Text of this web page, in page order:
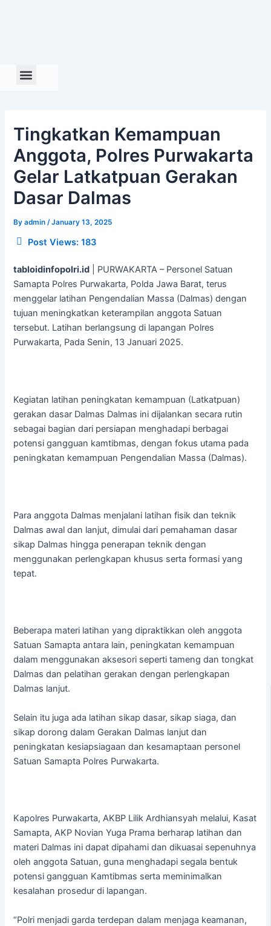
Tingkatkan Kemampuan
Anggota, Polres Purwakarta
Gelar Latkatpuan Gerakan
Dasar Dalmas
Byadmin /January 13, 2025
Post Views: 183
tabloidinfopolri.id | PURWAKARTA – Personel Satuan
Samapta Polres Purwakarta, Polda Jawa Barat, terus
menggelar latihan Pengendalian Massa (Dalmas) dengan
tujuan meningkatkan keterampilan anggota Satuan
tersebut. Latihan berlangsung di lapangan Polres
Purwakarta, Pada Senin, 13 Januari 2025.
Kegiatan latihan peningkatan kemampuan (Latkatpuan)
gerakan dasar Dalmas Dalmas ini dijalankan secara rutin
sebagai bagian dari persiapan menghadapi berbagai
potensi gangguan kamtibmas, dengan fokus utama pada
peningkatan kemampuan Pengendalian Massa (Dalmas).
Para anggota Dalmas menjalani latihan fisik dan teknik
Dalmas awal dan lanjut, dimulai dari pemahaman dasar
sikap Dalmas hingga penerapan teknik dengan
menggunakan perlengkapan khusus serta formasi yang
tepat.
Beberapa materi latihan yang dipraktikkan oleh anggota
Satuan Samapta antara lain, peningkatan kemampuan
dalam menggunakan aksesori seperti tameng dan tongkat
Dalmas dan pelatihan gerakan dengan perlengkapan
Dalmas lanjut.
Selain itu juga ada latihan sikap dasar, sikap siaga, dan
sikap dorong dalam Gerakan Dalmas lanjut dan
peningkatan kesiapsiagaan dan kesamaptaan personel
Satuan Samapta Polres Purwakarta.
Kapolres Purwakarta, AKBP Lilik Ardhiansyah melalui, Kasat
Samapta, AKP Novian Yuga Prama berharap latihan dan
materi Dalmas ini dapat dipahami dan dikuasai sepenuhnya
oleh anggota Satuan, guna menghadapi segala bentuk
potensi gangguan Kamtibmas serta meminimalkan
kesalahan prosedur di lapangan.
“Polri menjadi garda terdepan dalam menjaga keamanan,